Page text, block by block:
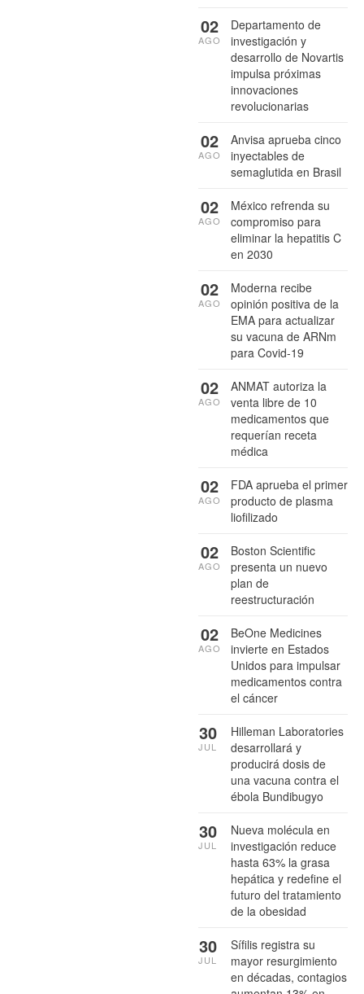
Departamento de
investigación y
desarrollo de Novartis
impulsa próximas
innovaciones
revolucionarias
02
AGO
Anvisa aprueba cinco
inyectables de
semaglutida en Brasil
02
AGO
México refrenda su
compromiso para
eliminar la hepatitis C
en 2030
02
AGO
Moderna recibe
opinión positiva de la
EMA para actualizar
su vacuna de ARNm
para Covid-19
02
AGO
ANMAT autoriza la
venta libre de 10
medicamentos que
requerían receta
médica
02
AGO
FDA aprueba el primer
producto de plasma
liofilizado
02
AGO
Boston Scientific
presenta un nuevo
plan de
reestructuración
02
AGO
BeOne Medicines
invierte en Estados
Unidos para impulsar
medicamentos contra
el cáncer
02
AGO
Hilleman Laboratories
desarrollará y
producirá dosis de
una vacuna contra el
ébola Bundibugyo
30
JUL
Nueva molécula en
investigación reduce
hasta 63% la grasa
hepática y redefine el
futuro del tratamiento
de la obesidad
30
JUL
Sífilis registra su
mayor resurgimiento
en décadas, contagios
30
JUL